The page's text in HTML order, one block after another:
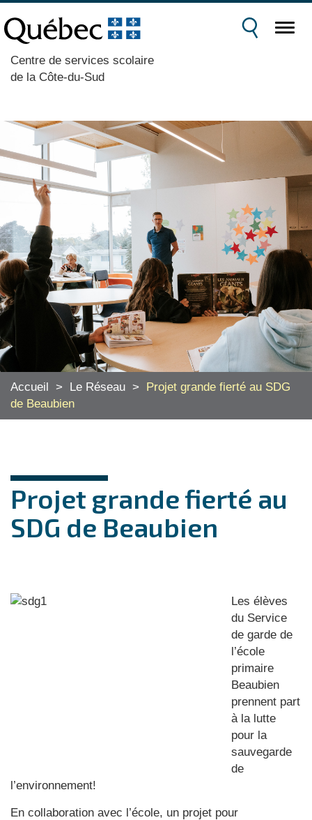
Centre de services scolaire
de la Côte-du-Sud
Accueil > Le Réseau >
Projet grande fierté au SDG
de Beaubien
Projet grande fierté au
SDG de Beaubien
Les élèves
du Service
de garde de
l’école
primaire
Beaubien
prennent part
à la lutte
pour la
sauvegarde
de
l’environnement!
En collaboration avec l’école, un projet pour